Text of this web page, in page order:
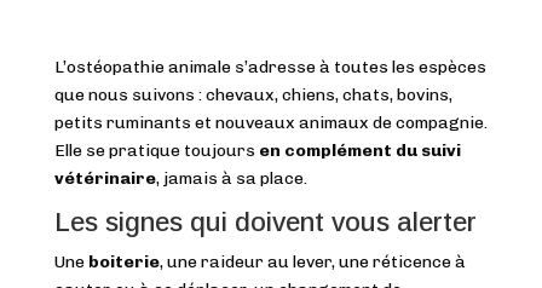
L’ostéopathie animale s’adresse à toutes les espèces
que nous suivons : chevaux, chiens, chats, bovins,
petits ruminants et nouveaux animaux de compagnie.
Elle se pratique toujours en complément du suivi
vétérinaire, jamais à sa place.
Les signes qui doivent vous alerter
Une boiterie, une raideur au lever, une réticence à